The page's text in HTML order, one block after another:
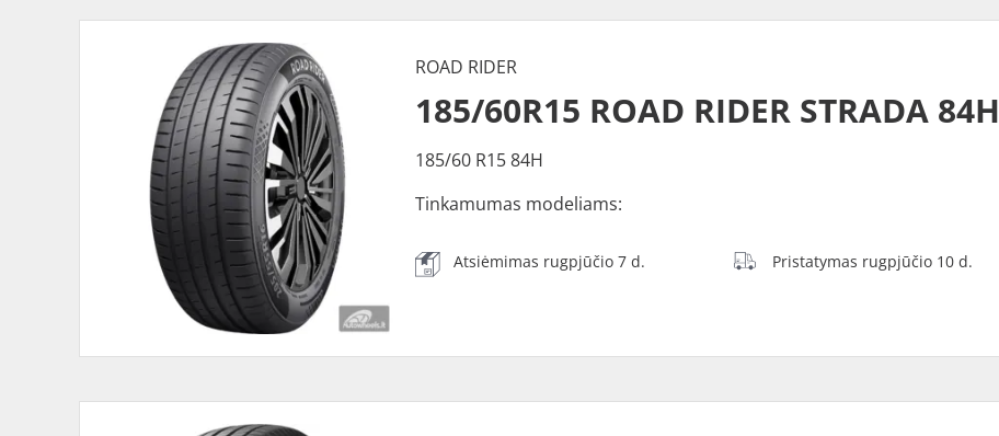
ROAD RIDER
185/60R15 ROAD RIDER STRADA 84H
185/60 R15 84H
Tinkamumas modeliams:
Atsiėmimas rugpjūčio 7 d. Pristatymas rugpjūčio 10 d.